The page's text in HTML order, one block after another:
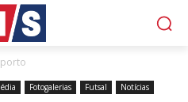
Fotogalerias Futsal
Notícias